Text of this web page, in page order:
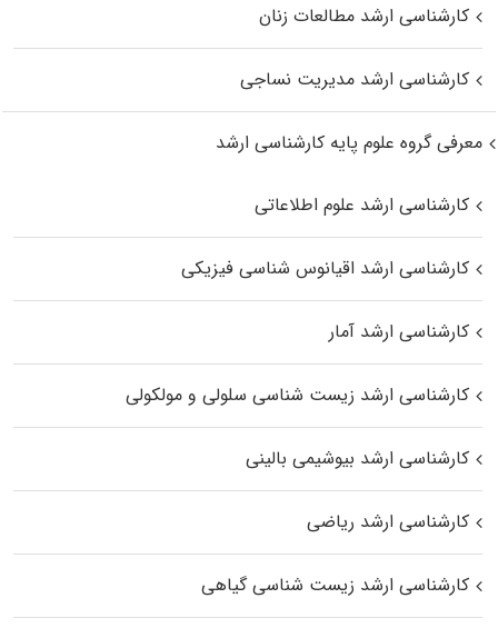
کارشناسی ارشد مطالعات زنان
کارشناسی ارشد مدیریت نساجی
معرفی گروه علوم پایه کارشناسی ارشد
کارشناسی ارشد علوم اطلاعاتی
کارشناسی ارشد اقیانوس‌ شناسی فیزیکی
کارشناسی ارشد آمار
کارشناسی ارشد زیست شناسی سلولی و مولکولی
کارشناسی ارشد بیوشیمی بالینی
کارشناسی ارشد ریاضی
کارشناسی ارشد زیست‌ شناسی گیاهی